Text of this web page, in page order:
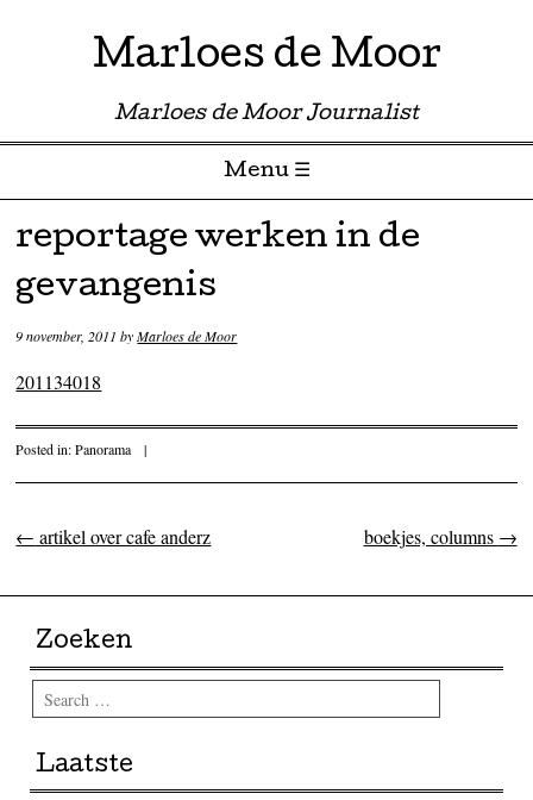
Marloes de Moor
Marloes de Moor Journalist
Menu ☰
Skip to content
reportage werken in de
gevangenis
9 november, 2011 byMarloes de Moor
201134018
Posted in:Panorama |
Post navigation
← artikel over cafe anderz boekjes, columns →
Zoeken
Search
Laatste